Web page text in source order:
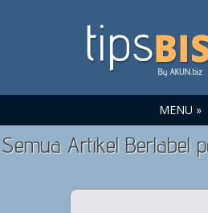
MENU »
Semua Artikel Berlabel